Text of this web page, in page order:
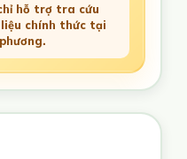
hỗ trợ tra cứu
chính thức tại